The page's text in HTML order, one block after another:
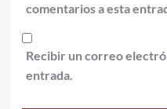
comentarios a esta
Recibir un correo
entrada.